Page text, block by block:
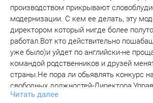
производством прикрывают
модернизации. С кем ее делать, эту
директором который нигде более
работал.Вот кто действительно
уже было)и уйдет по английски-не
командой родственников и друзей
страны.Не пора ли обьявлять конкурс
свободных должностей-
персоналом,Управление
Читать далее